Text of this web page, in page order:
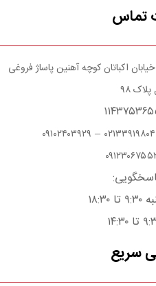
تماس
اکباتان کوچه آهنین پاساژ فروغی
۹۸
۰۲۱۳۳۹۱۹۸۰۴ – ۰۹۱۰۲۴۰۳۹۲۹
سریع